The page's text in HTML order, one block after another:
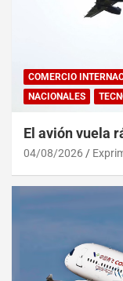
COMERCIO
NACIONALES
El avión vuela
04/08/2026